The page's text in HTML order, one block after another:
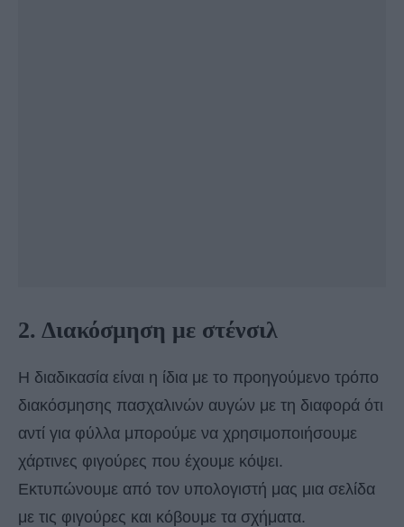
2. Διακόσμηση με στένσιλ
Η διαδικασία είναι η ίδια με το προηγούμενο τρόπο
διακόσμησης πασχαλινών αυγών με τη διαφορά ότι
αντί για φύλλα μπορούμε να χρησιμοποιήσουμε
χάρτινες φιγούρες που έχουμε κόψει.
Εκτυπώνουμε από τον υπολογιστή μας μια σελίδα
με τις φιγούρες και κόβουμε τα σχήματα.